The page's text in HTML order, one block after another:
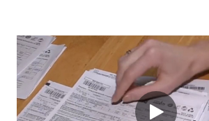
Головна
Україна Політика